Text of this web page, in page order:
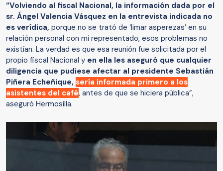
“Volviendo al fiscal Nacional, la información dada por el
sr. Ángel Valencia Vásquez en la entrevista indicada no
es verídica, porque no se trató de ‘limar asperezas’ en su
relación personal con mi representado, esos problemas no
existían. La verdad es que esa reunión fue solicitada por el
propio fiscal Nacional y en ella les aseguró que cualquier
diligencia que pudiese afectar al presidente Sebastián
Piñera Echeñique, sería informada primero a los
asistentes del café, antes de que se hiciera pública”,
aseguró Hermosilla.